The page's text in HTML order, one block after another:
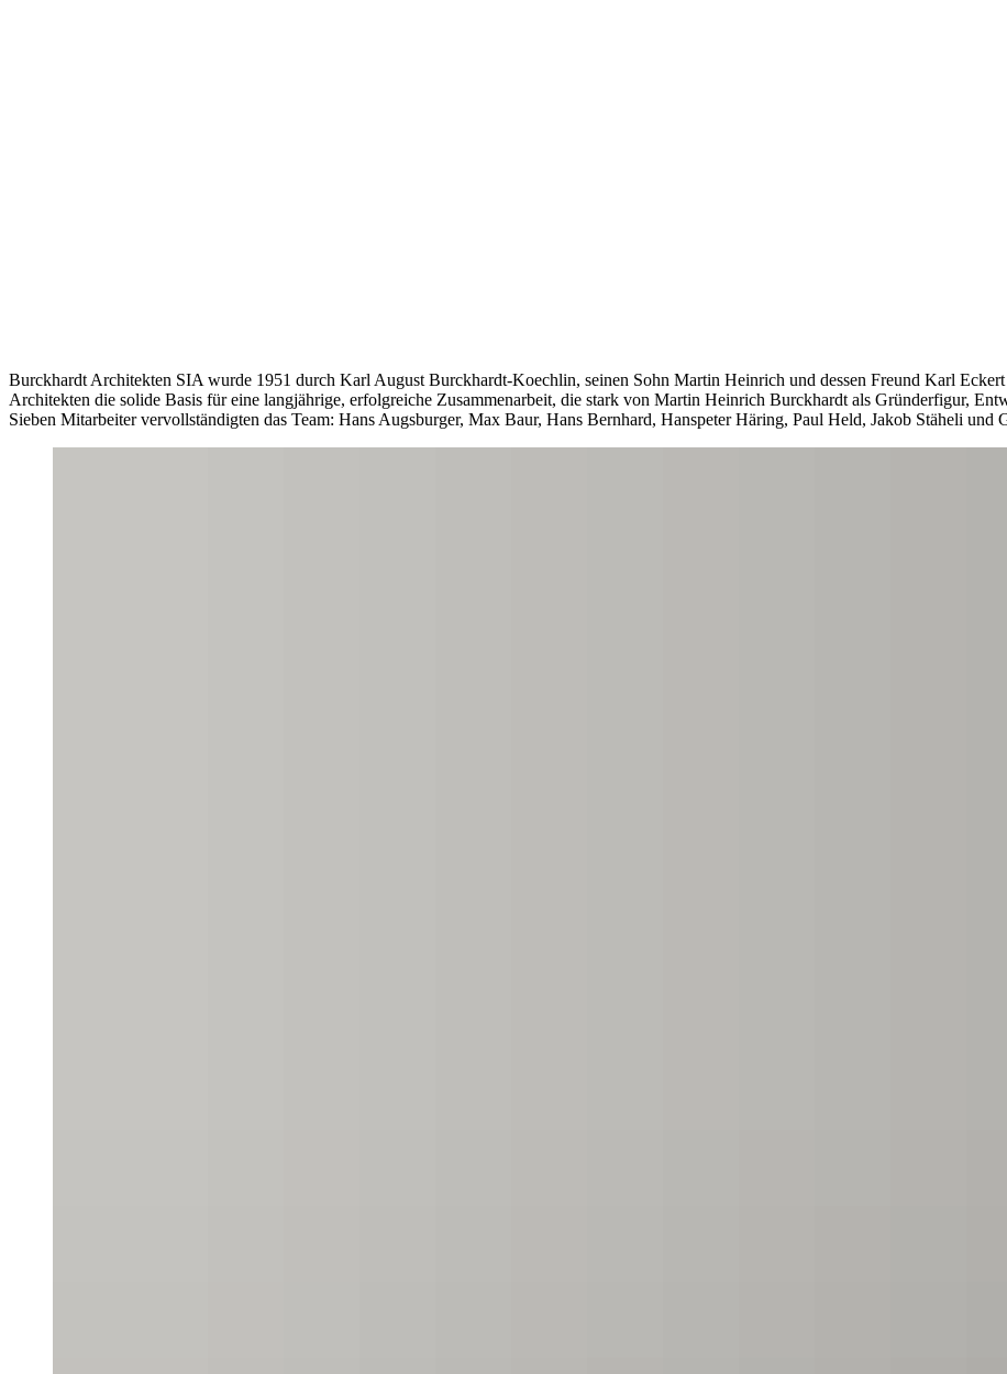
Burckhardt Architekten SIA wurde 1951 durch Karl August Burckhardt-Koechlin, seinen Sohn Martin Heinrich und dessen Freund Karl
Architekten die solide Basis für eine langjährige, erfolgreiche Zusammenarbeit, die stark von Martin Heinrich Burckhardt als Gründerfigur,
Sieben Mitarbeiter vervollständigten das Team: Hans Augsburger, Max Baur, Hans Bernhard, Hanspeter Häring, Paul Held, Jakob Stäheli und